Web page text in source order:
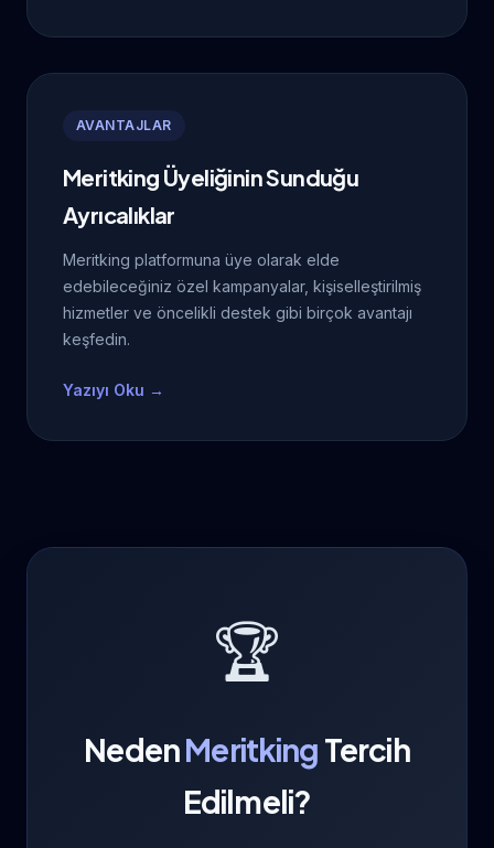
AVANTAJLAR
Meritking Üyeliğinin Sunduğu
Ayrıcalıklar
Meritking platformuna üye olarak elde
edebileceğiniz özel kampanyalar, kişiselleştirilmiş
hizmetler ve öncelikli destek gibi birçok avantajı
keşfedin.
Yazıyı Oku →
🏆
NedenMeritking Tercih
Edilmeli?